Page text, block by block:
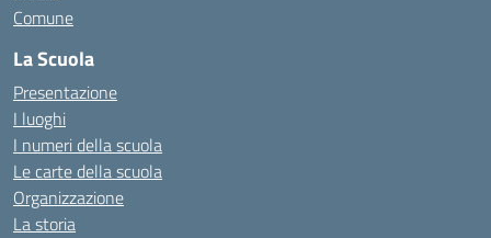
Comune
La Scuola
Presentazione
I luoghi
I numeri della scuola
Le carte della scuola
Organizzazione
La storia